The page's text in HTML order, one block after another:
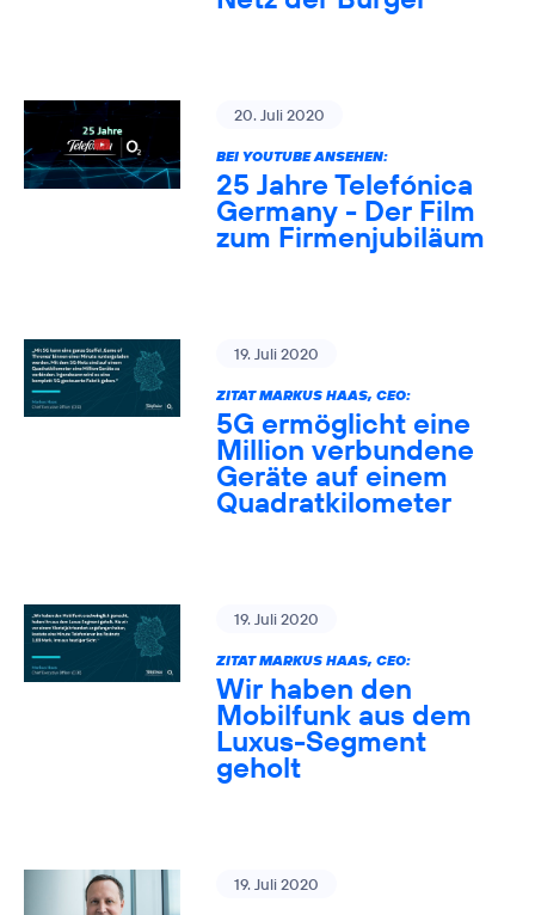
20. Juli 2020
BEI YOUTUBE ANSEHEN:
25 Jahre Telefónica
Germany - Der Film
zum Firmenjubiläum
19. Juli 2020
ZITAT MARKUS HAAS, CEO:
5G ermöglicht eine
Million verbundene
Geräte auf einem
Quadratkilometer
19. Juli 2020
ZITAT MARKUS HAAS, CEO:
Wir haben den
Mobilfunk aus dem
Luxus-Segment
geholt
19. Juli 2020